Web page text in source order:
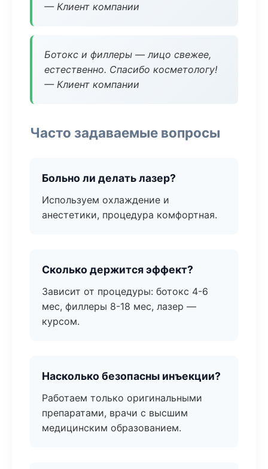
— Клиент компании
Ботокс и филлеры — лицо свежее,
естественно. Спасибо косметологу!
— Клиент компании
Часто задаваемые вопросы
Больно ли делать лазер?
Используем охлаждение и
анестетики, процедура комфортная.
Сколько держится эффект?
Зависит от процедуры: ботокс 4-6
мес, филлеры 8-18 мес, лазер —
курсом.
Насколько безопасны инъекции?
Работаем только оригинальными
препаратами, врачи с высшим
медицинским образованием.